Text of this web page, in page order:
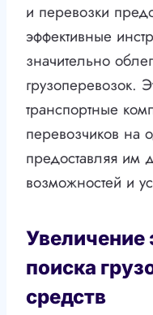
и перевозки
эффективные
значительно
грузоперевозок.
транспортные
перевозчиков на
предоставляя им
возможностей и
Увеличение
поиска
средств